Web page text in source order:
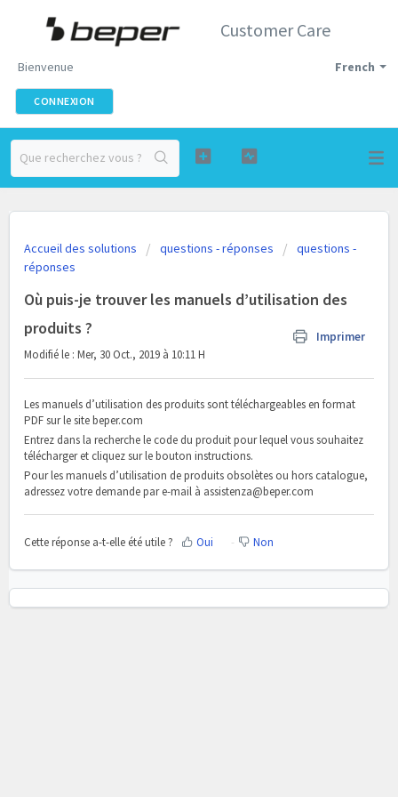
Customer Care
French
Bienvenue
CONNEXION
Accueil des solutions questions - réponses
questions -
réponses
Où puis-je trouver les manuels d’utilisation des
produits ?
Imprimer
Modifié le : Mer, 30 Oct., 2019 à 10:11 H
Les manuels d’utilisation des produits sont téléchargeables en format
PDF sur le site beper.com
Entrez dans la recherche le code du produit pour lequel vous souhaitez
télécharger et cliquez sur le bouton instructions.
Pour les manuels d’utilisation de produits obsolètes ou hors catalogue,
adressez votre demande par e-mail à assistenza@beper.com
Cette réponse a-t-elle été utile ? Oui Non